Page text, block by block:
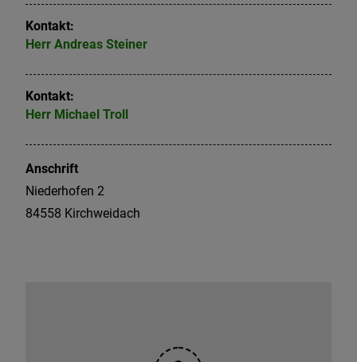
Kontakt:
Herr Andreas Steiner
Kontakt:
Herr Michael Troll
Anschrift
Niederhofen 2
84558 Kirchweidach